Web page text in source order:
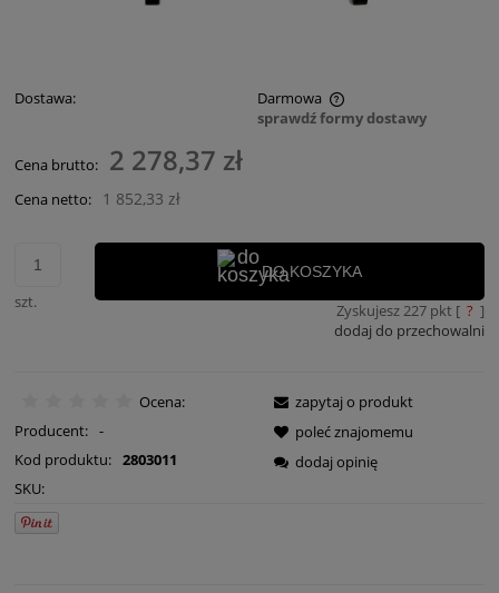
Dostawa:
Darmowa
Cena nie zawiera ewentualnych kosztów płatności
sprawdź formy dostawy
Cena brutto: 2 278,37 zł
Cena netto: 1 852,33 zł
szt.
DO KOSZYKA
Zyskujesz227pkt [ ? ]
dodaj do przechowalni
Ocena:
Producent: -
Kod produktu: 2803011
SKU:
zapytaj o produkt
poleć znajomemu
dodaj opinię